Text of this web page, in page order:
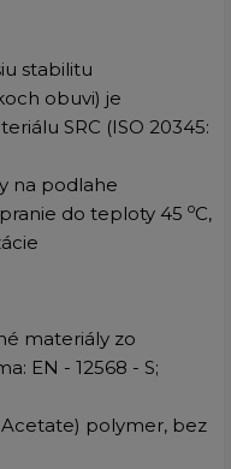
stabilitu
obuvi) je
SRC (ISO 20345:
na podlahe
do teploty 45 oC,
materiály zo
EN - 12568 - S;
polymer, bez